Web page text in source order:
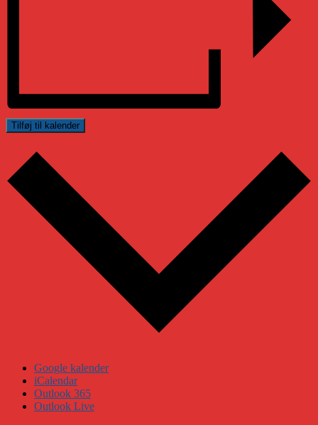
Tilføj til kalender
Google kalender
iCalendar
Outlook 365
Outlook Live